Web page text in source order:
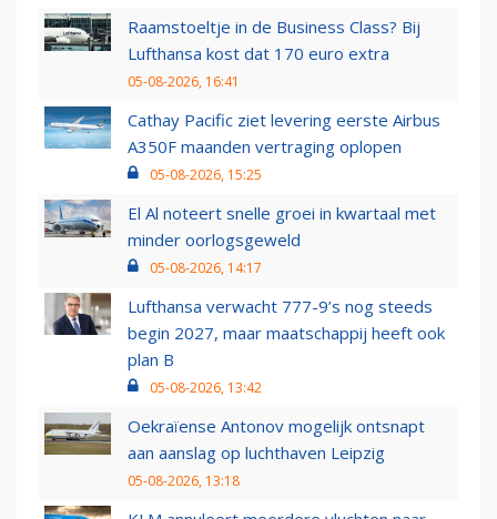
Raamstoeltje in de Business Class? Bij
Lufthansa kost dat 170 euro extra
05-08-2026, 16:41
Cathay Pacific ziet levering eerste Airbus
A350F maanden vertraging oplopen
05-08-2026, 15:25
El Al noteert snelle groei in kwartaal met
minder oorlogsgeweld
05-08-2026, 14:17
Lufthansa verwacht 777-9’s nog steeds
begin 2027, maar maatschappij heeft ook
plan B
05-08-2026, 13:42
Oekraïense Antonov mogelijk ontsnapt
aan aanslag op luchthaven Leipzig
05-08-2026, 13:18